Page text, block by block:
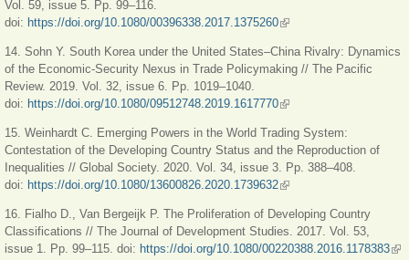
Vol. 59, issue 5. Pp. 99–116.
doi: https://doi.org/10.1080/00396338.2017.1375260(link is external)
14. Sohn Y. South Korea under the United States–China Rivalry: Dynamics
of the Economic-Security Nexus in Trade Policymaking // The Pacific
Review. 2019. Vol. 32, issue 6. Pp. 1019–1040.
doi: https://doi.org/10.1080/09512748.2019.1617770(link is external)
15. Weinhardt C. Emerging Powers in the World Trading System:
Contestation of the Developing Country Status and the Reproduction of
Inequalities // Global Society. 2020. Vol. 34, issue 3. Pp. 388–408.
doi: https://doi.org/10.1080/13600826.2020.1739632(link is external)
16. Fialho D., Van Bergeijk P. The Proliferation of Developing Country
Classifications // The Journal of Development Studies. 2017. Vol. 53,
issue 1. Pp. 99–115. doi: https://doi.org/10.1080/00220388.2016.1178383